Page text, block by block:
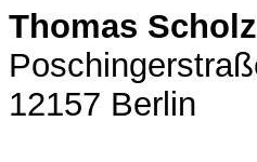
Thomas
12157 Berlin